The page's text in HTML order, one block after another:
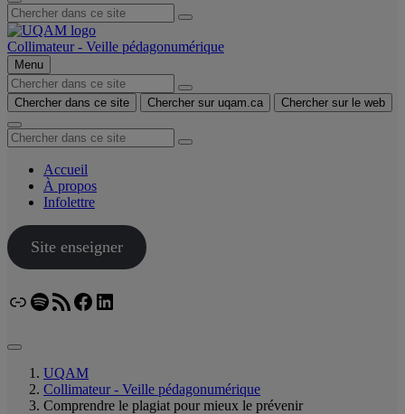
Collimateur - Veille pédagonumérique
Menu
Chercher dans ce site Chercher sur uqam.ca Chercher sur le web
Accueil
À propos
Infolettre
Site enseigner
LienSpotify
Flux RSSFacebook
LinkedIn
UQAM
Collimateur - Veille pédagonumérique
Comprendre le plagiat pour mieux le prévenir